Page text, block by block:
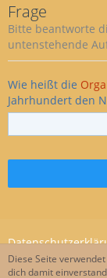
Frage
Bitte beantworte
untenstehende
Wie heißt die
Jahrhundert den
Diese Seite
dich damit